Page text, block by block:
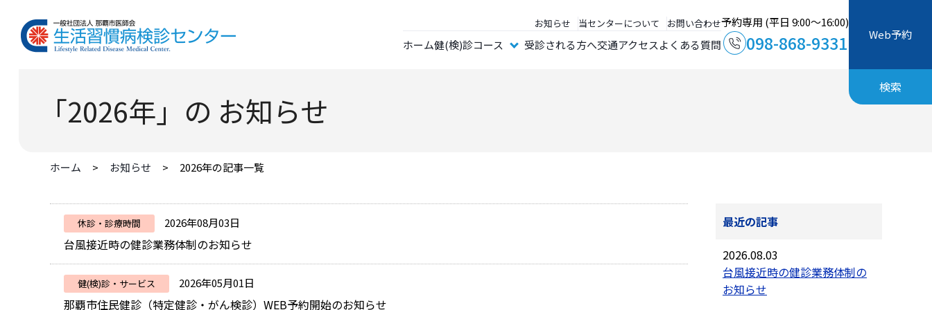
お知らせ 当センターについて お問い合わせ
ホーム健(検)診コース 受診される方へ交通アクセスよくある質問
予約専用 (平日 9:00～16:00)
098-868-9331 Web予約
検索
「2026年」の お知らせ
ホーム お知らせ 2026年の記事一覧
休診・診療時間 2026年08月03日
台風接近時の健診業務体制のお知らせ
健(検)診・サービス 2026年05月01日
那覇市住民健診（特定健診・がん検診）WEB予約開始のお知らせ
最近の記事
2026.08.03
台風接近時の健診業務体制の
お知らせ